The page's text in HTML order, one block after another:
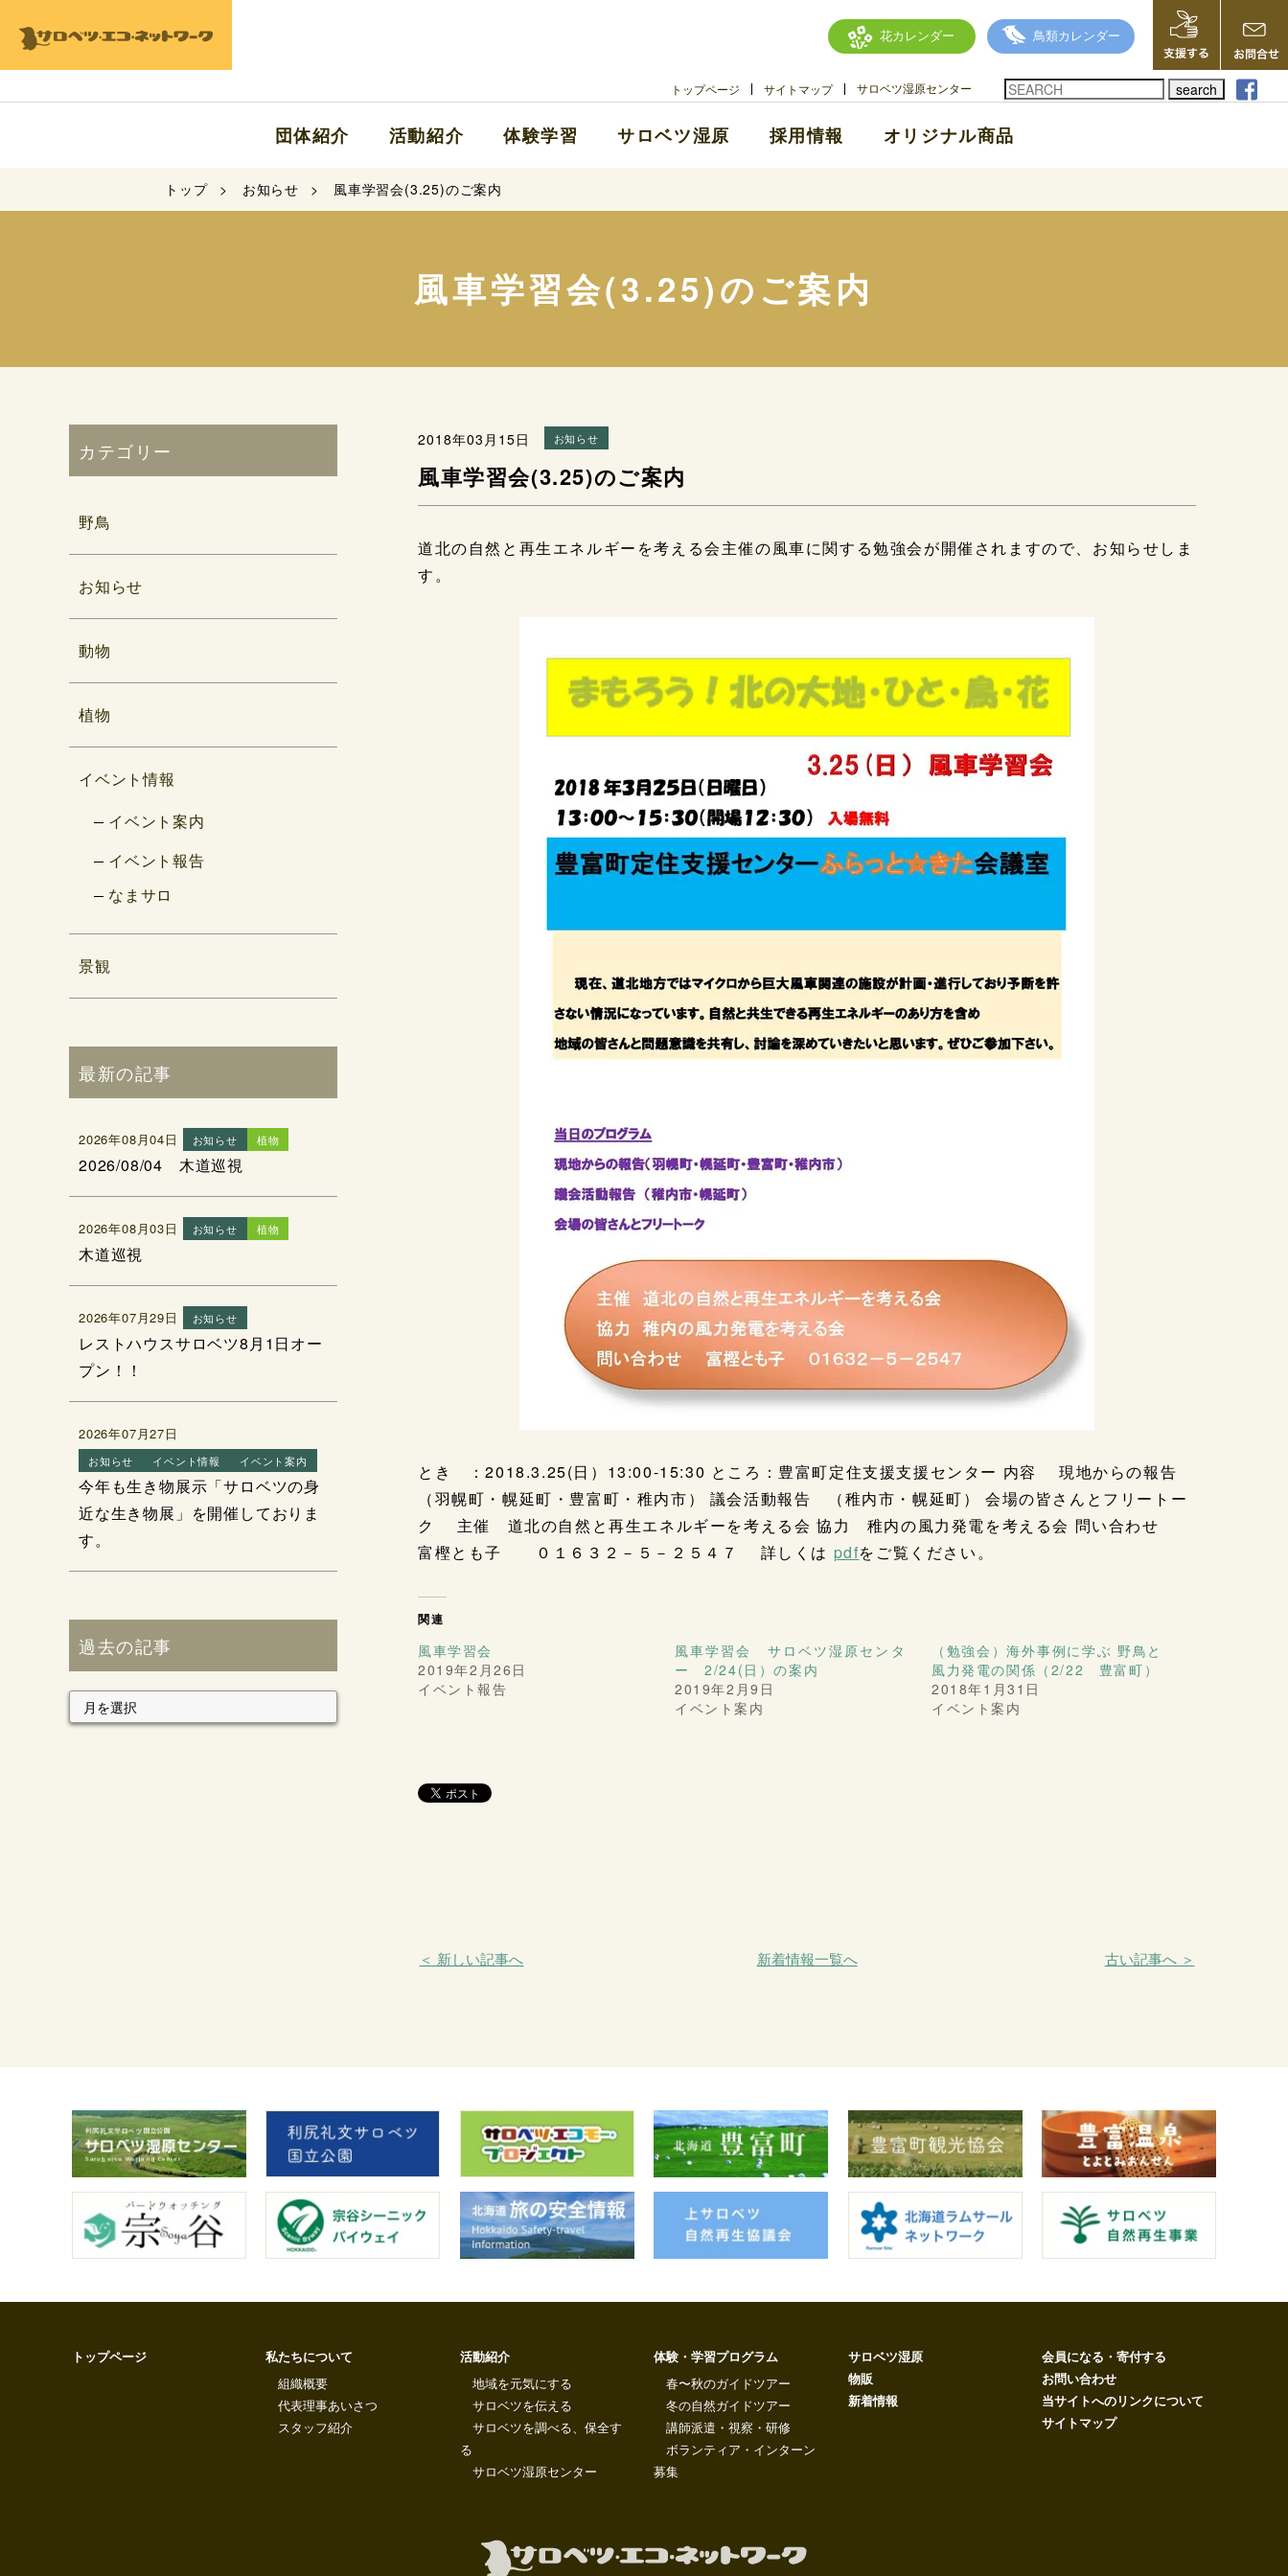
花カレンダー 鳥類カレンダー
トップページ サイトマップ サロベツ湿原センター search
団体紹介 活動紹介 体験学習 サロベツ湿原 採用情報 オリジナル商品
トップ お知らせ 風車学習会(3.25)のご案内
風車学習会(3.25)のご案内
2018年03月15日 お知らせ
風車学習会(3.25)のご案内
道北の自然と再生エネルギーを考える会主催の風車に関する勉強会が開催されますので、お知らせしま
す。
とき ：2018.3.25(日）13:00-15:30 ところ：豊富町定住支援支援センター 内容 現地からの報告
（羽幌町・幌延町・豊富町・稚内市） 議会活動報告 （稚内市・幌延町） 会場の皆さんとフリートー
ク 主催 道北の自然と再生エネルギーを考える会 協力 稚内の風力発電を考える会 問い合わせ
富樫とも子 ０１６３２－５－２５４７ 詳しくは pdfをご覧ください。
関連
風車学習会
2019年2月26日
イベント報告
風車学習会 サロベツ湿原センタ
ー 2/24(日）の案内
2019年2月9日
イベント案内
（勉強会）海外事例に学ぶ 野鳥と
風力発電の関係（2/22 豊富町）
2018年1月31日
イベント案内
＜ 新しい記事へ 新着情報一覧へ 古い記事へ ＞
カテゴリー
野鳥
お知らせ
動物
植物
イベント情報
イベント案内
イベント報告
なまサロ
景観
最新の記事
2026年08月04日 お知らせ 植物
2026/08/04 木道巡視
2026年08月03日 お知らせ 植物
木道巡視
2026年07月29日 お知らせ
レストハウスサロベツ8月1日オー
プン！！
2026年07月27日
お知らせ イベント情報 イベント案内
今年も生き物展示「サロベツの身
近な生き物展」を開催しておりま
す。
過去の記事
トップページ
私たちについて
組織概要
代表理事あいさつ
スタッフ紹介
活動紹介
地域を元気にする
サロベツを伝える
サロベツを調べる、保全す
る
サロベツ湿原センター
体験・学習プログラム
春〜秋のガイドツアー
冬の自然ガイドツアー
講師派遣・視察・研修
ボランティア・インターン
募集
サロベツ湿原
物販
新着情報
会員になる・寄付する
お問い合わせ
当サイトへのリンクについて
サイトマップ